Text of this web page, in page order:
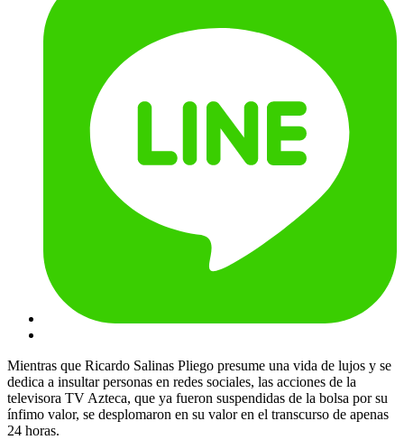
Mientras que Ricardo Salinas Pliego presume una vida de lujos y se
dedica a insultar personas en redes sociales, las acciones de la
televisora TV Azteca, que ya fueron suspendidas de la bolsa por su
ínfimo valor, se desplomaron en su valor en el transcurso de apenas
24 horas.